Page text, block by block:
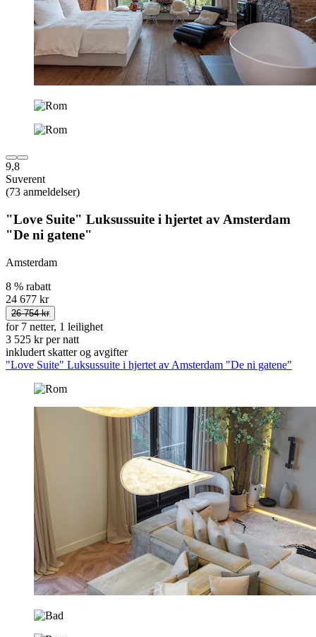
9,8
Suverent
(73 anmeldelser)
"Love Suite" Luksussuite i hjertet av Amsterdam
"De ni gatene"
Amsterdam
8 % rabatt
24 677 kr
26 754 kr
for 7 netter, 1 leilighet
3 525 kr per natt
inkludert skatter og avgifter
"Love Suite" Luksussuite i hjertet av Amsterdam "De ni gatene"